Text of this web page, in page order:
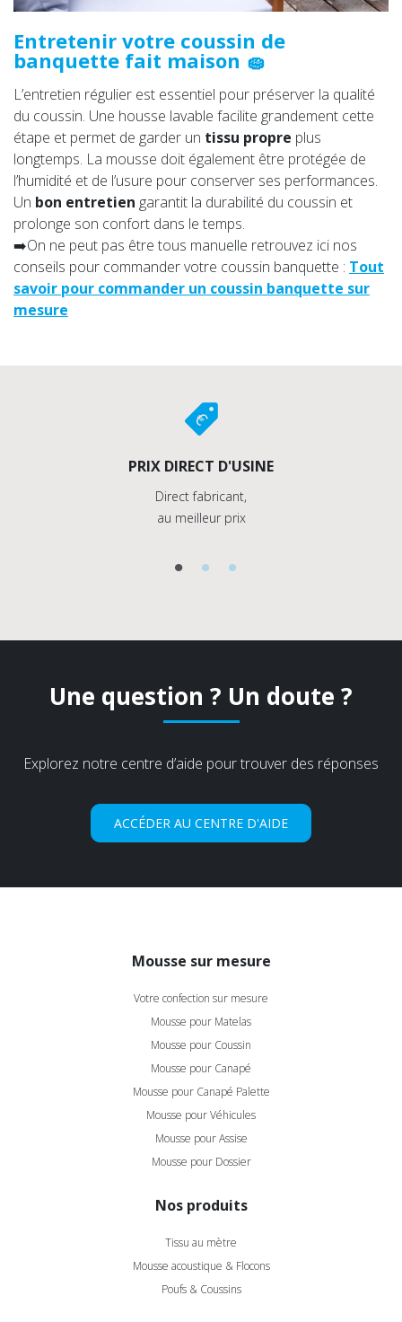
Entretenir votre coussin de
banquette fait maison 🧽
L’entretien régulier est essentiel pour préserver la qualité
du coussin. Une housse lavable facilite grandement cette
étape et permet de garder un tissu propre plus
longtemps. La mousse doit également être protégée de
l’humidité et de l’usure pour conserver ses performances.
Un bon entretien garantit la durabilité du coussin et
prolonge son confort dans le temps.
➡️On ne peut pas être tous manuelle retrouvez ici nos
conseils pour commander votre coussin banquette : Tout
savoir pour commander un coussin banquette sur
mesure
PRIX DIRECT D'USINE
Direct fabricant,
au meilleur prix
Une question ? Un doute ?
Explorez notre centre d’aide pour trouver des réponses
ACCÉDER AU CENTRE D'AIDE
Mousse sur mesure
Votre confection sur mesure
Mousse pour Matelas
Mousse pour Coussin
Mousse pour Canapé
Mousse pour Canapé Palette
Mousse pour Véhicules
Mousse pour Assise
Mousse pour Dossier
Nos produits
Tissu au mètre
Mousse acoustique & Flocons
Poufs & Coussins